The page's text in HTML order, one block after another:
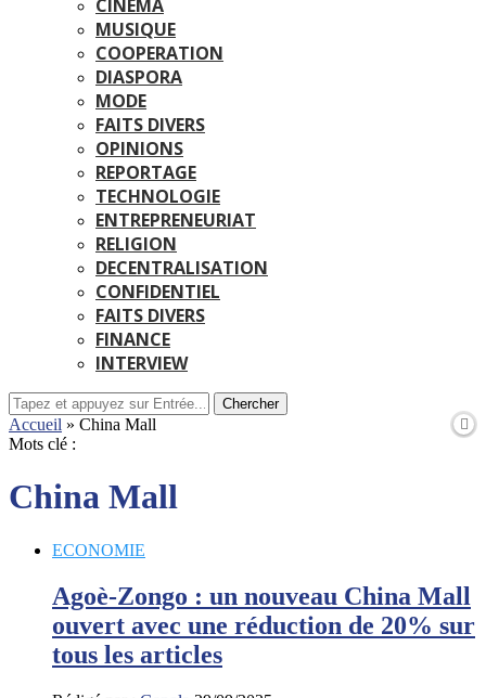
CINEMA
MUSIQUE
COOPERATION
DIASPORA
MODE
FAITS DIVERS
OPINIONS
REPORTAGE
TECHNOLOGIE
ENTREPRENEURIAT
RELIGION
DECENTRALISATION
CONFIDENTIEL
FAITS DIVERS
FINANCE
INTERVIEW
Chercher
Accueil » China Mall
Mots clé :
China Mall
ECONOMIE
Agoè-Zongo : un nouveau China Mall
ouvert avec une réduction de 20% sur
tous les articles